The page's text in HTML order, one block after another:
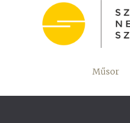
Műsor